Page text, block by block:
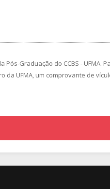
Graduação do CCBS - UFMA.
UFMA, um comprovante de